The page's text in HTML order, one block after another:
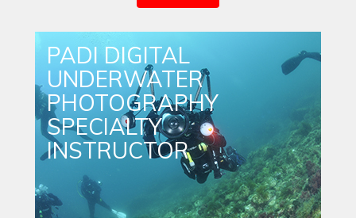
PADI DIGITAL
UNDERWATER
PHOTOGRAPHY
SPECIALTY
INSTRUCTOR